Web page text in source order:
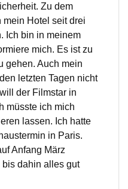
Zu dem
mein Hotel seit drei
Ich bin in meinem
mich. Es ist zu
gehen. Auch mein
letzten Tagen nicht
der Filmstar in
müsste ich mich
lassen. Ich hatte
in Paris.
Anfang März
bis dahin alles gut